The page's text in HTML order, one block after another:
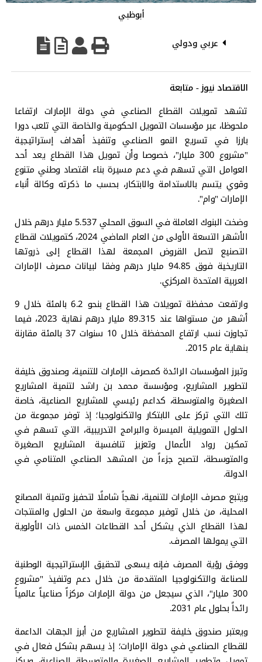
أبوظبي
عربي ودولي
الاقتصاد نيوز - متابعة
تشهد تمويلات القطاع الصناعي في دولة الإمارات ارتفاعا
ملحوظا، عبر مؤسسات التمويل الحكومية والخاصة التي تلعب دورا
بارزا في تسريع النمو الصناعي وتنفيذ أهداف إستراتيجية
"مشروع 300 مليار"، خصوصا وأن تمويل هذا القطاع يعد أحد
العوامل التي تسهم في دعم مسيرة بناء اقتصاد وطني متنوع
وقوي يتسم بالاستدامة والابتكار، بحسب ما ذكرته وكالة أنباء
الإمارات "وام".
وضخت البنوك العاملة في السوق المحلي 5.537 مليار درهم خلال
الأشهر التسعة الأولى من العام الماضي 2024، كتمويلات لقطاع
التصنيع لتصل القروض المجمعة لهذا القطاع إلى ذروتها
التاريخية فوق 94.85 مليار درهم وفقا لبيانات مصرف الإمارات
العربية المتحدة المركزي.
وارتفعت محفظة تمويلات هذا القطاع بنحو 6.2 بالمئة خلال 9
أشهر من مستواها عند 89.315 مليار درهم نهاية 2023، فيما
تجاوزت نسب ارتفاع المحفظة خلال 10 سنوات 37 بالمئة مقارنة
بنهاية عام 2015.
وتبرز المؤسسات الرائدة كمصرف الإمارات للتنمية، وصندوق خليفة
لتطوير المشاريع، ومؤسسة محمد بن راشد لتنمية المشاريع
الصغيرة والمتوسطة، كداعم رئيسي للمشاريع الصناعية، خاصة
تلك التي تركز على الابتكار والتكنولوجيا؛ إذ توفر مجموعة من
الحلول التمويلية الميسرة والبرامج التدريبية، التي تسهم في
تمكين رواد الأعمال وتعزيز تنافسية المشاريع الصغيرة
والمتوسطة، لتصبح جزءاً من المشهد الصناعي المتنامي في
الدولة.
ويتبع مصرف الإمارات للتنمية، نهجاً شاملًا لتحفيز وتنمية المصانع
المحلية، من خلال توفير مجموعة واسعة من الحلول والمنتجات
لهذا القطاع الذي يشكل أحد القطاعات الخمس ذات الأولوية
التي يمولها المصرف.
ووفق رؤية المصرف فإنه يسعى لتحقيق الإستراتيجية الوطنية
للصناعة والتكنولوجيا المتقدمة من خلال دعم وتنفيذ "مشروع
300 مليار"، الذي سيجعل من دولة الإمارات مركزاً صناعياً عالمياً
رائداً بحلول عام 2031.
ويعتبر صندوق خليفة لتطوير المشاريع من أبرز الجهات الداعمة
للقطاع الصناعي في دولة الإمارات؛ إذ يسهم بشكل فعال في